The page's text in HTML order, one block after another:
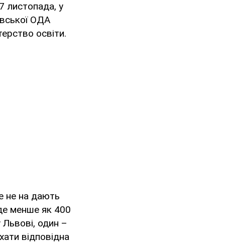
листопада, у
ОДА
освіти.
не на дають
менше як 400
Львові, один –
відповідна